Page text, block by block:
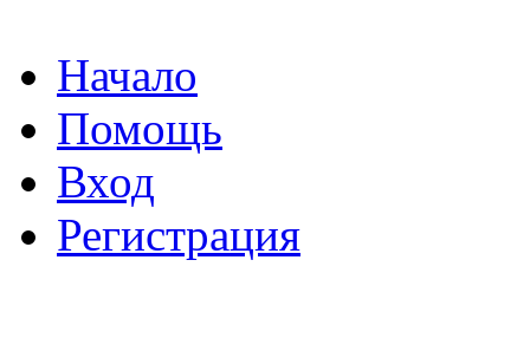
Начало
Помощь
Вход
Регистрация